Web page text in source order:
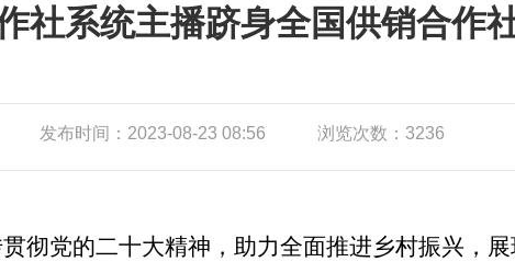
社系统主播跻身全国供销合作
发布时间：2023-08-23 08:56 浏览次数：3236
彻党的二十大精神，助力全面推进乡村振兴，